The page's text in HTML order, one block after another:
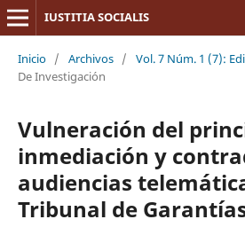
IUSTITIA SOCIALIS
Inicio / Archivos / Vol. 7 Núm. 1 (7):
De Investigación
Vulneración del
inmediación y
audiencias
Tribunal de